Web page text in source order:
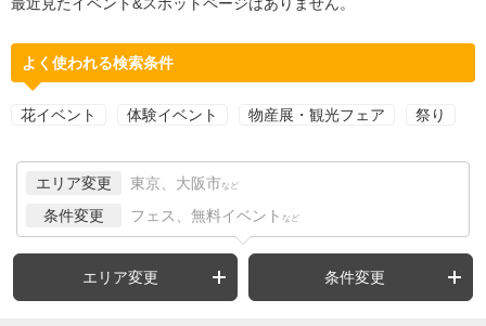
よく使われる検索条件
花イベント 体験イベント 物産展・観光フェア 祭り
エリア変更 東京、大阪市 など
条件変更 フェス、無料イベント など
エリア変更 条件変更